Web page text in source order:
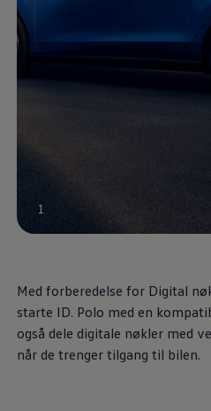
Ladekort fra
Hjemmelading
Ruteplanlegger
Videoveiledninger
Instruksjonsbok
Connect Shop
Apper og
App-Connect
Kart og radio
Bilhold
1
Med forberedelse for Digital
starte ID. Polo med en
også dele digitale nøkler med
når de trenger tilgang til bilen.